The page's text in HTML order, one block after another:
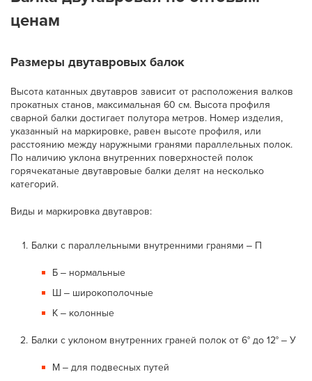
ценам
Размеры двутавровых балок
Высота катанных двутавров зависит от расположения валков
прокатных станов, максимальная 60 см. Высота профиля
сварной балки достигает полутора метров. Номер изделия,
указанный на маркировке, равен высоте профиля, или
расстоянию между наружными гранями параллельных полок.
По наличию уклона внутренних поверхностей полок
горячекатаные двутавровые балки делят на несколько
категорий.
Виды и маркировка двутавров:
Балки с параллельными внутренними гранями ‒ П
Б ‒ нормальные
Ш ‒ широкополочные
К ‒ колонные
Балки с уклоном внутренних граней полок от 6° до 12° ‒ У
М ‒ для подвесных путей